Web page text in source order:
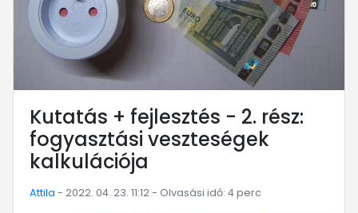
Kutatás + fejlesztés - 2. rész:
fogyasztási veszteségek
kalkulációja
Attila - 2022. 04. 23. 11:12 - Olvasási idő: 4 perc